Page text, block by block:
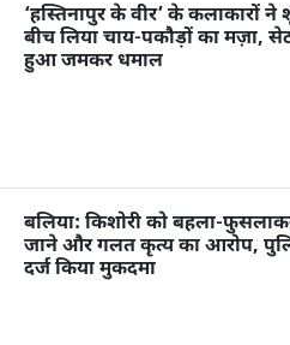
‘हस्तिनापुर के वीर’ के कलाकारों ने
बीच लिया चाय-पकौड़ों का मज़ा,
हुआ जमकर धमाल
बलिया: किशोरी को बहला-
जाने और गलत कृत्य का आरोप,
दर्ज किया मुकदमा